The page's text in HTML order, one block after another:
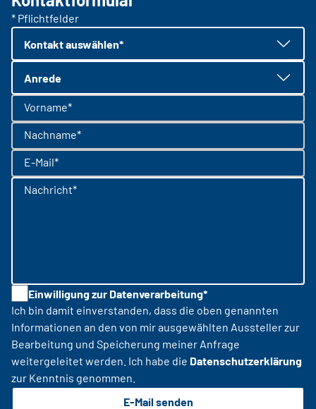
* Pflichtfelder
Kontakt auswählen*
Anrede
Vorname*
Nachname*
E-Mail*
Nachricht*
Einwilligung zur Datenverarbeitung*
Ich bin damit einverstanden, dass die oben genannten
Informationen an den von mir ausgewählten Aussteller zur
Bearbeitung und Speicherung meiner Anfrage
weitergeleitet werden. Ich habe die Datenschutzerklärung
zur Kenntnis genommen.
E-Mail senden